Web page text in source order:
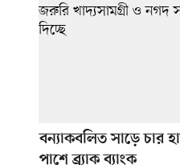
বন্যাকবলিত সাড়ে চার
পাশে ব্র্যাক ব্যাংক